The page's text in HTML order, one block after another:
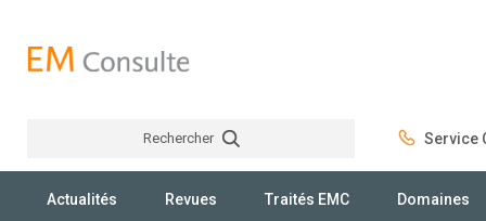
Rechercher Service
Actualités Revues Traités EMC Domaines